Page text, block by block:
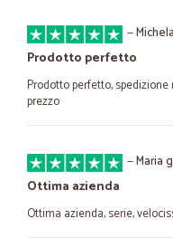
—
Prodotto perfetto
Prodotto perfetto,
prezzo
—Maria
Ottima azienda
Ottima azienda, serie,